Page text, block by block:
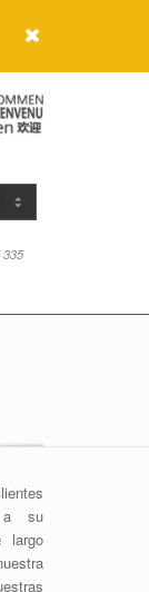
335
a su
largo